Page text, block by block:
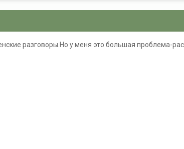
разговоры.Но у меня это большая проблема-